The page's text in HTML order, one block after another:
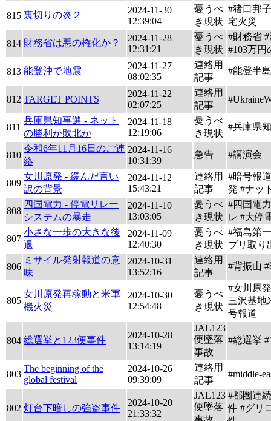
815 裏切りの炎２
2024-11-30
12:39:04
憂うべ
き現状
#猪口邦
宅火災
814 財務省は悪の権化か？
2024-11-28
12:31:21
憂うべ
き現状
#財務省
#103万円
813 能登沖で地震
2024-11-27
08:02:35
連絡用
記事
#能登半
812 TARGET POINTS
2024-11-22
02:07:25
連絡用
記事
811
兵庫県知事選 - ネット
の勝利か敗北か
2024-11-18
12:19:06
憂うべ
き現状
#兵庫県
810
令和6年11月16日のご連
絡
2024-11-16
10:31:39
急告 #講演会
809
女川原発 - 緩んだ言い
訳の背景
2024-11-12
15:43:21
連絡用
記事
#暗号報
発 #ナッ
808
四国電力 - 停電リレー
システムの暴走
2024-11-10
13:03:05
憂うべ
き現状
#四国電
レ #大停
807
小さな一歩の大きな後
退
2024-11-09
12:40:30
憂うべ
き現状
#福島第
ブリ取り
806
ミサイル発射報道の意
味
2024-10-31
13:52:16
連絡用
記事
#背振山
805
女川原発再稼動と米軍
機火災
2024-10-30
12:54:48
憂うべ
き現状
#女川原
三沢基地
号報道
804 総選挙と123便事件
2024-10-28
13:14:19
JAL123
便墜落
事故
#総選挙
803
The beginning of the
global festival
2024-10-26
09:39:09
連絡用
記事
#middle-
802 灯台下暗しの強盗事件
2024-10-20
21:33:32
JAL123
便墜落
#都圏連
件 #グリ